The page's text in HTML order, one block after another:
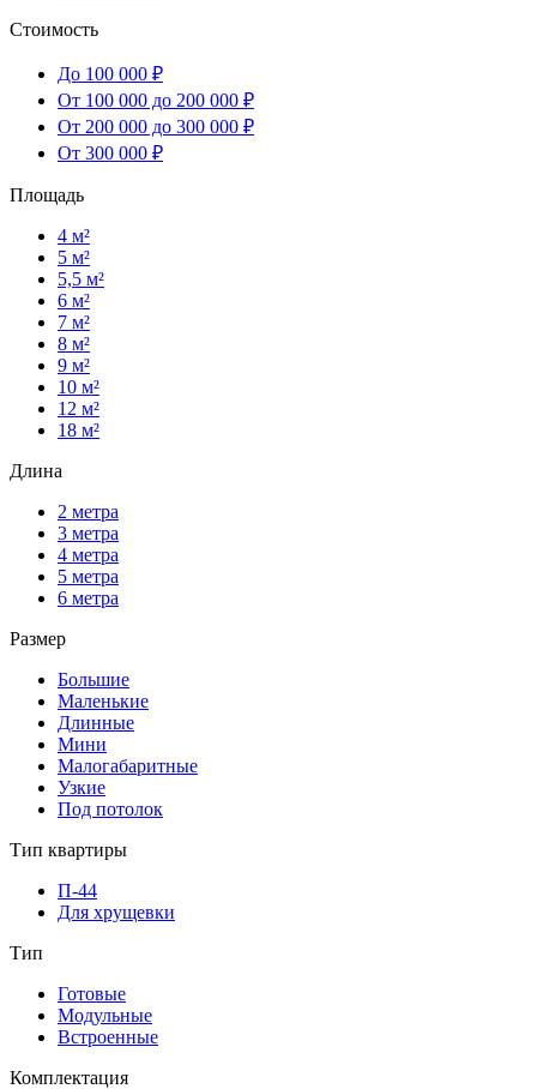
Стоимость
До 100 000 ₽
От 100 000 до 200 000 ₽
От 200 000 до 300 000 ₽
От 300 000 ₽
Площадь
4 м²
5 м²
5,5 м²
6 м²
7 м²
8 м²
9 м²
10 м²
12 м²
18 м²
Длина
2 метра
3 метра
4 метра
5 метра
6 метра
Размер
Большие
Маленькие
Длинные
Мини
Малогабаритные
Узкие
Под потолок
Тип квартиры
П-44
Для хрущевки
Тип
Готовые
Модульные
Встроенные
Комплектация